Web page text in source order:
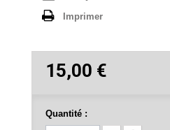
Imprimer
15,00 €
Quantité :